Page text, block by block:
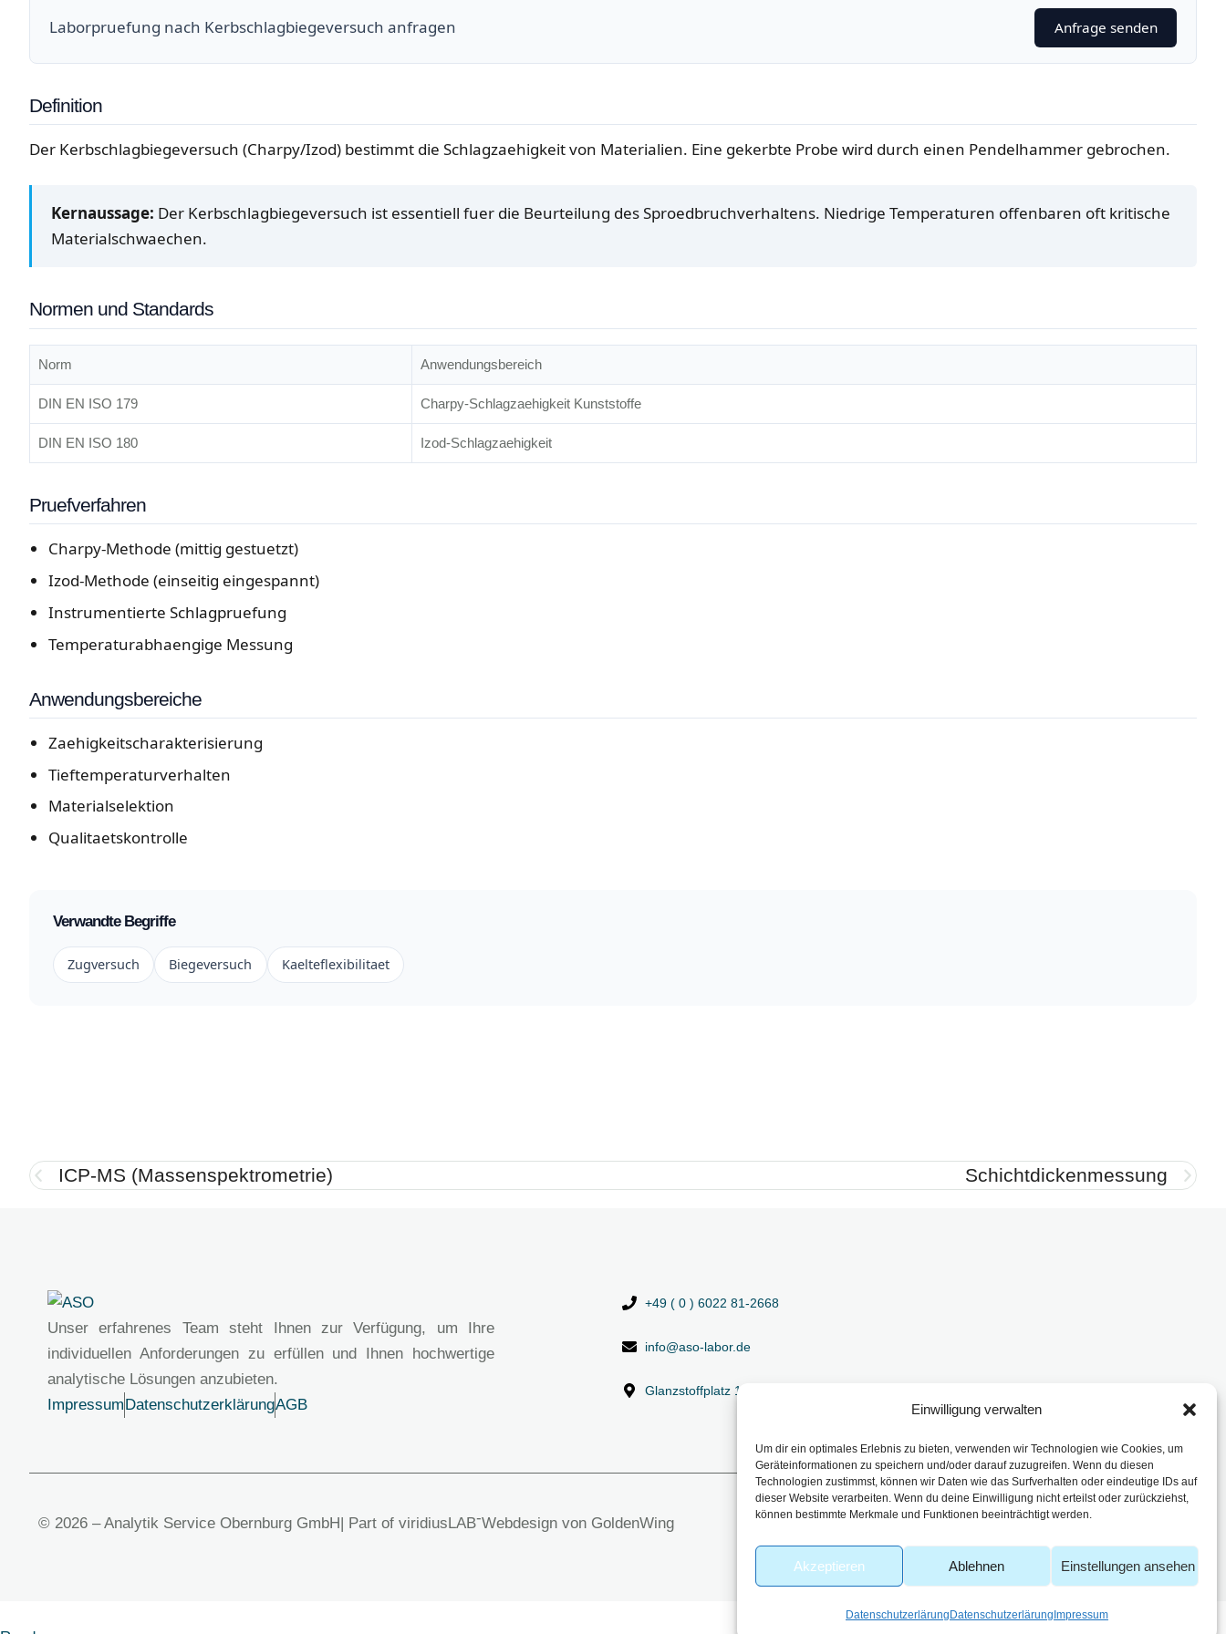
Einwilligung verwalten
Um dir ein optimales Erlebnis zu bieten, verwenden wir Technologien wie Cookies, um
Geräteinformationen zu speichern und/oder darauf zuzugreifen. Wenn du diesen
Technologien zustimmst, können wir Daten wie das Surfverhalten oder eindeutige IDs auf
dieser Website verarbeiten. Wenn du deine Einwilligung nicht erteilst oder zurückziehst,
können bestimmte Merkmale und Funktionen beeinträchtigt werden.
Akzeptieren Ablehnen Einstellungen ansehen
Datenschutzerlärung Datenschutzerlärung Impressum
Laborpruefung nach Kerbschlagbiegeversuch anfragen Anfrage senden
Definition
Der Kerbschlagbiegeversuch (Charpy/Izod) bestimmt die Schlagzaehigkeit von Materialien. Eine gekerbte Probe wird durch einen Pendelhammer gebrochen.
Kernaussage: Der Kerbschlagbiegeversuch ist essentiell fuer die Beurteilung des Sproedbruchverhaltens. Niedrige Temperaturen offenbaren oft kritische
Materialschwaechen.
Normen und Standards
Norm Anwendungsbereich
DIN EN ISO 179 Charpy-Schlagzaehigkeit Kunststoffe
DIN EN ISO 180 Izod-Schlagzaehigkeit
Pruefverfahren
Charpy-Methode (mittig gestuetzt)
Izod-Methode (einseitig eingespannt)
Instrumentierte Schlagpruefung
Temperaturabhaengige Messung
Anwendungsbereiche
Zaehigkeitscharakterisierung
Tieftemperaturverhalten
Materialselektion
Qualitaetskontrolle
Verwandte Begriffe
Zugversuch Biegeversuch Kaelteflexibilitaet
ICP-MS (Massenspektrometrie) Schichtdickenmessung
Unser erfahrenes Team steht Ihnen zur Verfügung, um Ihre
individuellen Anforderungen zu erfüllen und Ihnen hochwertige
analytische Lösungen anzubieten.
Impressum DatenschutzerklärungAGB
+49 ( 0 ) 6022 81-2668
info@aso-labor.de
Glanzstoffplatz 1, 63906 Erlenbach
© 2026 – Analytik Service Obernburg GmbH | Part of viridiusLAB-Webdesign von GoldenWing